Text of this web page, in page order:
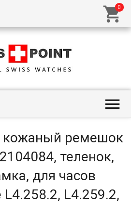


кожаный ремешок
теленок,
для часов
L4.258.2, L4.259.2,